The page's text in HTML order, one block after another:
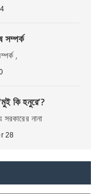
সম্পর্ক
,
কি হনুরে’?
সরকারের নানা
28